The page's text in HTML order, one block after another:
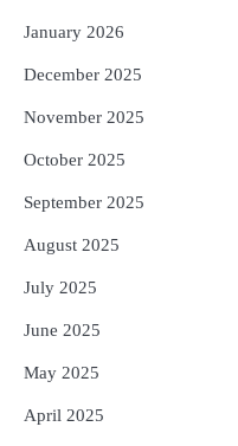
January 2026
December 2025
November 2025
October 2025
September 2025
August 2025
July 2025
June 2025
May 2025
April 2025